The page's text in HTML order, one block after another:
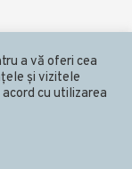
a vă oferi cea
și vizitele
cu utilizarea